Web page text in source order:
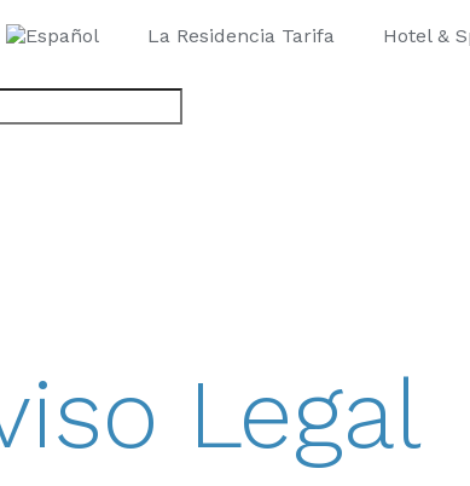
La Residencia Tarifa Hotel &
Legal